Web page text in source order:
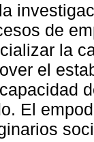
de
la
el
El